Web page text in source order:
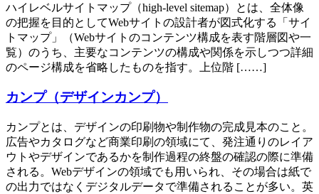
ハイレベルサイトマップ（high-level sitemap）とは、全体像
の把握を目的としてWebサイトの設計者が図式化する「サイ
トマップ」（Webサイトのコンテンツ構成を表す階層図や一
覧）のうち、主要なコンテンツの構成や関係を示しつつ詳細
のページ構成を省略したものを指す。上位階 [……]
カンプ（デザインカンプ）
カンプとは、デザインの印刷物や制作物の完成見本のこと。
広告やカタログなど商業印刷の領域にて、発注通りのレイア
ウトやデザインであるかを制作過程の終盤の確認の際に準備
される。Webデザインの領域でも用いられ、その場合は紙で
の出力ではなくデジタルデータで準備されることが多い。英